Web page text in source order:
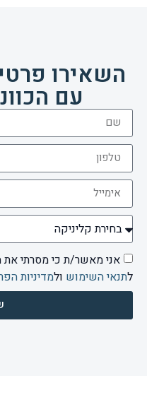
השאירו
עם
אני מאשר/ת כי מסרתי את
לתנאי השימוש ולמדיניות